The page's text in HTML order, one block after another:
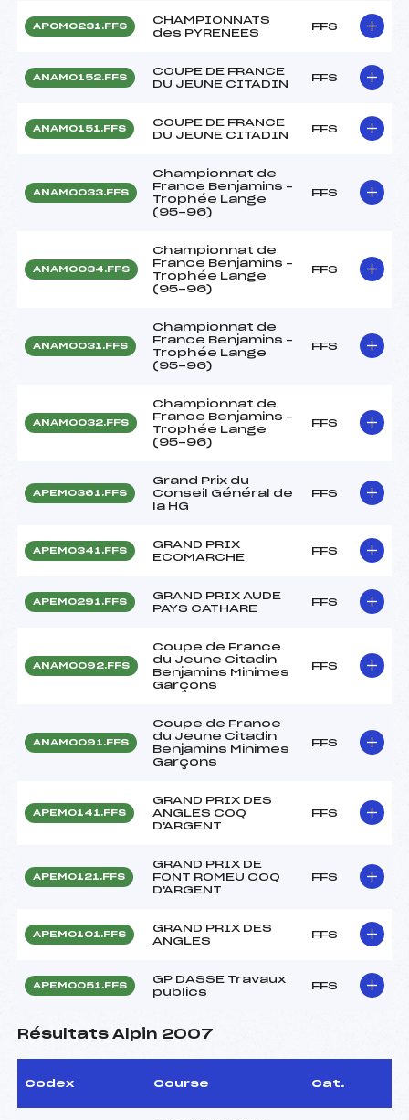
APOM0231.FFS
CHAMPIONNATS
des PYRENEES
FFS
ANAM0152.FFS
COUPE DE FRANCE
DU JEUNE CITADIN
FFS
ANAM0151.FFS
COUPE DE FRANCE
DU JEUNE CITADIN
FFS
ANAM0033.FFS
Championnat de
France Benjamins –
Trophée Lange
(95-96)
FFS
ANAM0034.FFS
Championnat de
France Benjamins –
Trophée Lange
(95-96)
FFS
ANAM0031.FFS
Championnat de
France Benjamins –
Trophée Lange
(95-96)
FFS
ANAM0032.FFS
Championnat de
France Benjamins –
Trophée Lange
(95-96)
FFS
APEM0361.FFS
Grand Prix du
Conseil Général de
la HG
FFS
APEM0341.FFS
GRAND PRIX
ECOMARCHE
FFS
APEM0291.FFS
GRAND PRIX AUDE
PAYS CATHARE
FFS
ANAM0092.FFS
Coupe de France
du Jeune Citadin
Benjamins Minimes
Garçons
FFS
ANAM0091.FFS
Coupe de France
du Jeune Citadin
Benjamins Minimes
Garçons
FFS
APEM0141.FFS
GRAND PRIX DES
ANGLES COQ
D'ARGENT
FFS
APEM0121.FFS
GRAND PRIX DE
FONT ROMEU COQ
D'ARGENT
FFS
APEM0101.FFS
GRAND PRIX DES
ANGLES
FFS
APEM0051.FFS
GP DASSE Travaux
publics
FFS
Résultats Alpin 2007
Codex Course Cat.